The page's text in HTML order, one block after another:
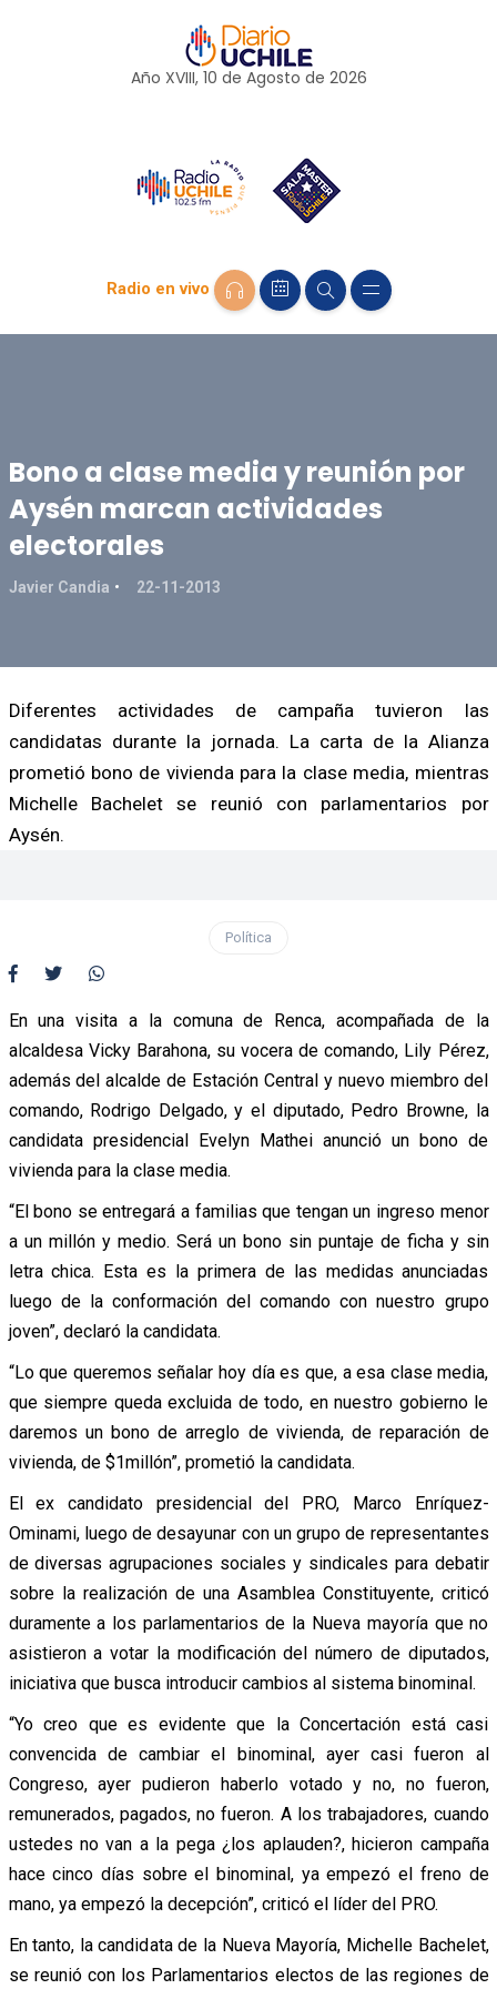
Año XVIII, 10 de Agosto de 2026
Radio en vivo
Bono a clase media y reunión por
Aysén marcan actividades
electorales
Javier Candia 22-11-2013
Diferentes actividades de campaña tuvieron las
candidatas durante la jornada. La carta de la Alianza
prometió bono de vivienda para la clase media, mientras
Michelle Bachelet se reunió con parlamentarios por
Aysén.
Política
En una visita a la comuna de Renca, acompañada de la
alcaldesa Vicky Barahona, su vocera de comando, Lily Pérez,
además del alcalde de Estación Central y nuevo miembro del
comando, Rodrigo Delgado, y el diputado, Pedro Browne, la
candidata presidencial Evelyn Mathei anunció un bono de
vivienda para la clase media.
“El bono se entregará a familias que tengan un ingreso menor
a un millón y medio. Será un bono sin puntaje de ficha y sin
letra chica. Esta es la primera de las medidas anunciadas
luego de la conformación del comando con nuestro grupo
joven”, declaró la candidata.
“Lo que queremos señalar hoy día es que, a esa clase media,
que siempre queda excluida de todo, en nuestro gobierno le
daremos un bono de arreglo de vivienda, de reparación de
vivienda, de $1millón”, prometió la candidata.
El ex candidato presidencial del PRO, Marco Enríquez-
Ominami, luego de desayunar con un grupo de representantes
de diversas agrupaciones sociales y sindicales para debatir
sobre la realización de una Asamblea Constituyente, criticó
duramente a los parlamentarios de la Nueva mayoría que no
asistieron a votar la modificación del número de diputados,
iniciativa que busca introducir cambios al sistema binominal.
“Yo creo que es evidente que la Concertación está casi
convencida de cambiar el binominal, ayer casi fueron al
Congreso, ayer pudieron haberlo votado y no, no fueron,
remunerados, pagados, no fueron. A los trabajadores, cuando
ustedes no van a la pega ¿los aplauden?, hicieron campaña
hace cinco días sobre el binominal, ya empezó el freno de
mano, ya empezó la decepción”, criticó el líder del PRO.
En tanto, la candidata de la Nueva Mayoría, Michelle Bachelet,
se reunió con los Parlamentarios electos de las regiones de